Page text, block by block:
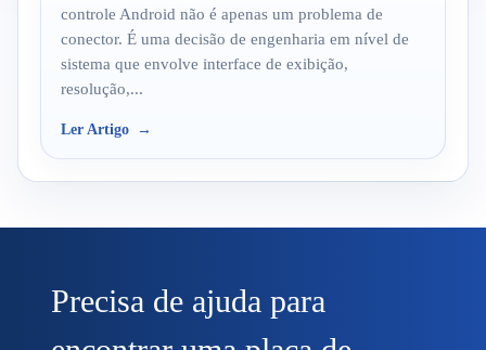
controle Android não é apenas um problema de
conector. É uma decisão de engenharia em nível de
sistema que envolve interface de exibição,
resolução,...
Ler Artigo
Precisa de ajuda para